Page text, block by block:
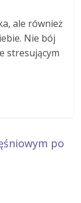
ale również
Nie bój
stresującym
po